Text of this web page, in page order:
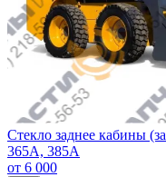
Стекло заднее кабины
365А, 385А
от 6 000